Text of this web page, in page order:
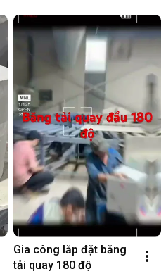
Gia công lăp đặt băng
tải quay 180 độ